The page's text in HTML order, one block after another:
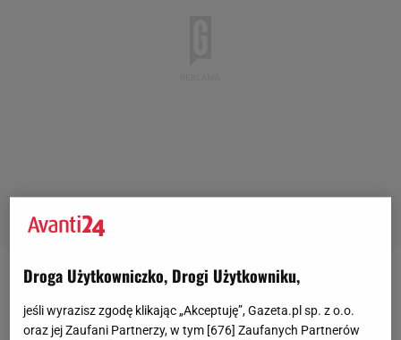
BEAUTY-NEWS
Charlotte's Magic Hydration Revival Cleanser -
Droga Użytkowniczko, Drogi Użytkowniku,
jeśli wyrazisz zgodę klikając „Akceptuję”, Gazeta.pl sp. z o.o.
oraz jej Zaufani Partnerzy, w tym [ 676 ] Zaufanych Partnerów